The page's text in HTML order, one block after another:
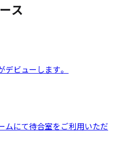
ス
ビューします。
ムにて待合室をご利用いただ